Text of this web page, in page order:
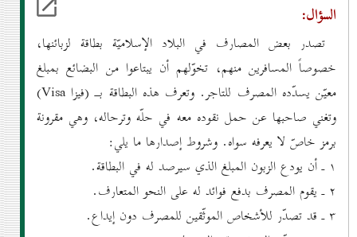
السؤال:
تصدر بعض المصارف في البلاد الإسلاميّة بطاقة لزبائنها،
خصوصاً المسافرين منهم، تخوّلهم أن يبتاعوا من البضائع بمبلغ
معيّن يسدّده المصرف للتاجر. وتعرف هذه البطاقة بــ (فيزا Visa)
وتغني صاحبها عن حمل نقوده معه في حلّه وترحاله، وهي مقرونة
برمز خاصّ لا يعرفه سواه. وشروط إصدارها ما يلي:
۱ ـ أن يودع الزبون المبلغ الذي سيرصد له في البطاقة.
۲ ـ يقوم المصرف بدفع فوائد له على النحو المتعارف.
۳ ـ قد تصدّر للأشخاص الموثّقين للمصرف دون إيداع.